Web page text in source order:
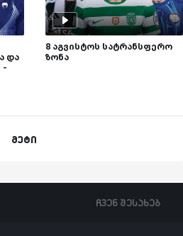
და
-
8 აგვისტოს სატრანსფერო
ზონა
მეტი
ჩვენ შესახებ